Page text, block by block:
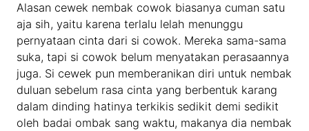
Alasan cewek nembak cowok biasanya cuman satu
aja sih, yaitu karena terlalu lelah menunggu
pernyataan cinta dari si cowok. Mereka sama-sama
suka, tapi si cowok belum menyatakan perasaannya
juga. Si cewek pun memberanikan diri untuk nembak
duluan sebelum rasa cinta yang berbentuk karang
dalam dinding hatinya terkikis sedikit demi sedikit
oleh badai ombak sang waktu, makanya dia nembak